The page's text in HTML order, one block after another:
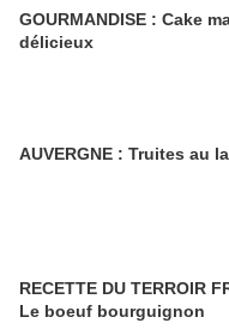
GOURMANDISE : Cake
délicieux
AUVERGNE : Truites au
RECETTE DU TERROIR
Le boeuf bourguignon